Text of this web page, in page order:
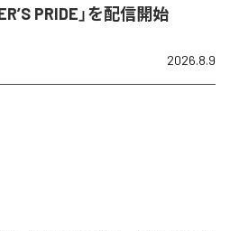
PRIDE」を配信開始
2026.8.9